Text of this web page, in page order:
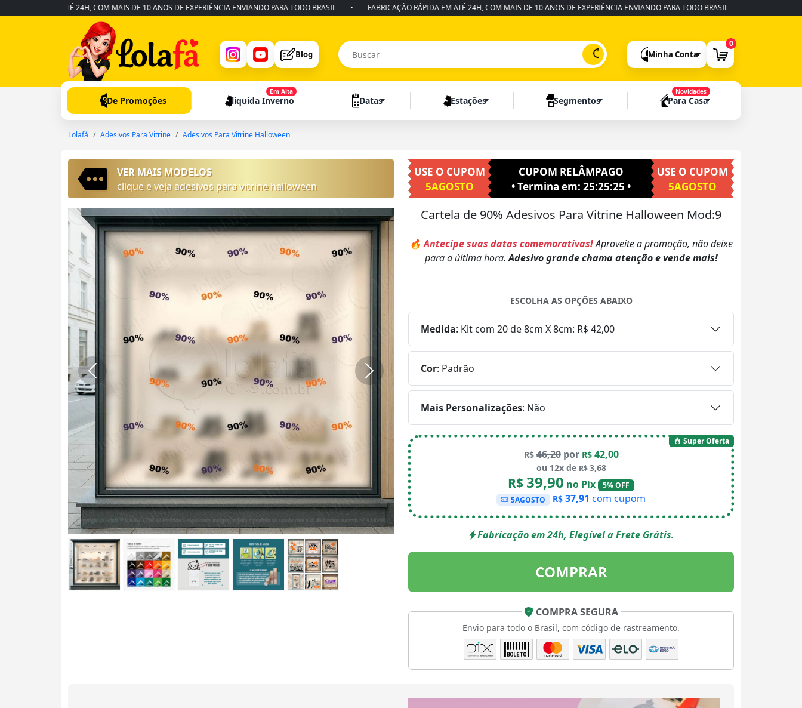
EM ATÉ 24H, COM MAIS DE 10 ANOS DE EXPERIÊNCIA ENVIANDO PARA TODO BRASIL • FABRICAÇÃO RÁPIDA EM ATÉ 24H, COM MAIS DE 10 ANOS DE EXPERIÊNCIA ENVIANDO PARA TODO BRASIL •
Blog Minha Conta
0
De Promoções liquida Inverno
Em Alta
Datas Estações Segmentos Para Casa
Novidades
Lolafá Adesivos Para Vitrine Adesivos Para Vitrine Halloween
USE O CUPOM
5AGOSTO
CUPOM RELÂMPAGO
• Termina em: 25:25:23 •
USE O CUPOM
5AGOSTO
VER MAIS MODELOS
clique e veja adesivos para vitrine halloween
Anterior Próximo
Cartela de 90% Adesivos Para Vitrine Halloween Mod:9
🔥 Antecipe suas datas comemorativas!Aproveite a promoção, não deixe
para a última hora.Adesivo grande chama atenção e vende mais!
ESCOLHA AS OPÇÕES ABAIXO
Medida: Kit com 20 de 8cm X 8cm: R$ 42,00
Cor: Padrão
Mais Personalizações: Não
Super Oferta
R$46,20por R$ 42,00
ou 12x de R$3,68
R$ 39,90 no Pix 5% OFF
5AGOSTO
R$ 37,91 com cupom
Fabricação em 24h, Elegível a Frete Grátis.
COMPRAR
COMPRA SEGURA
Envio para todo o Brasil, com código de rastreamento.